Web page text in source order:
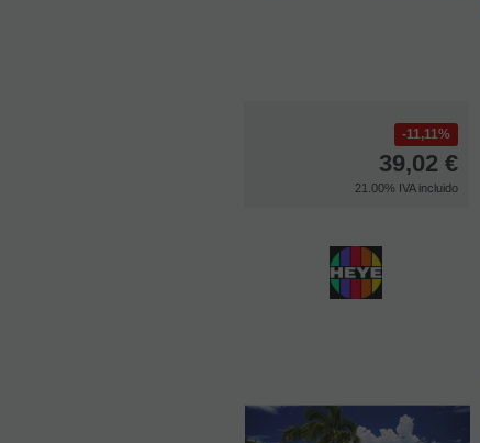
11,11%
39,02 €
21.00% IVA incluido